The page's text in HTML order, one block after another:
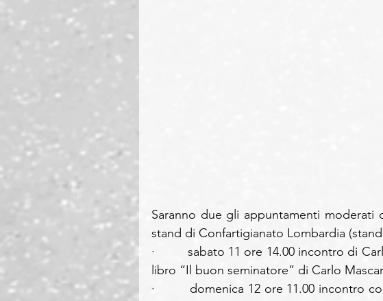
Saranno due gli appuntamenti
stand di Confartigianato Lombardia
·         sabato 11 ore 14.00 incontro di
libro “Il buon seminatore” di Carlo
·         domenica 12 ore 11.00